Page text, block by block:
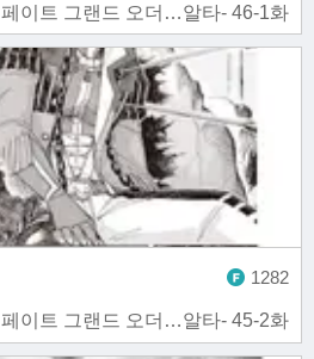
페이트 그랜드 오더…알타- 46-1화
페이트 그랜드 오더…알타- 45-2화
1282